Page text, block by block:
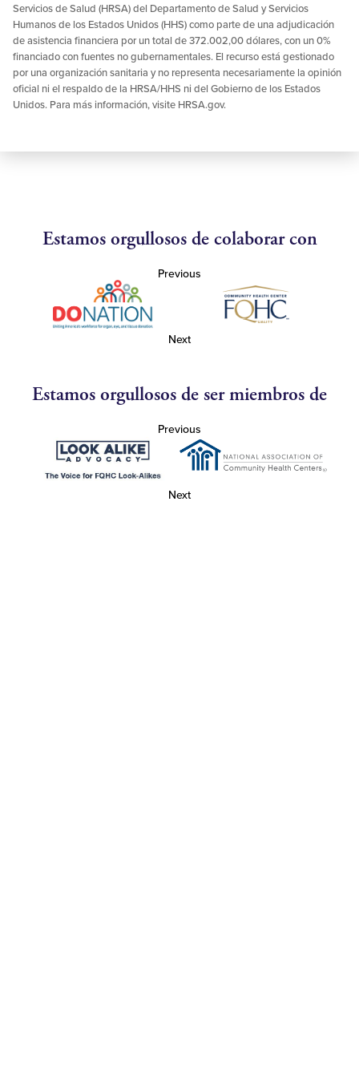
Servicios de Salud (HRSA) del Departamento de Salud y Servicios
Humanos de los Estados Unidos (HHS) como parte de una adjudicación
de asistencia financiera por un total de 372.002,00 dólares, con un 0%
financiado con fuentes no gubernamentales. El recurso está gestionado
por una organización sanitaria y no representa necesariamente la opinión
oficial ni el respaldo de la HRSA/HHS ni del Gobierno de los Estados
Unidos. Para más información, visite HRSA.gov.
Estamos orgullosos de colaborar con
Previous
Next
Estamos orgullosos de ser miembros de
Previous
Next